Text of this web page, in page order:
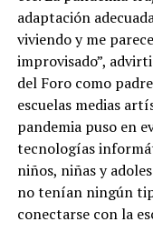
adaptación
viviendo y me
improvisado”,
del Foro como
escuelas medias
pandemia puso en
tecnologías
niños, niñas y
no tenían ningún
conectarse con la